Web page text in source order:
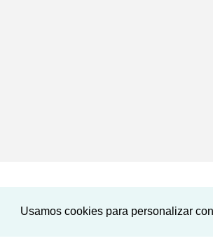
Usamos cookies para personalizar